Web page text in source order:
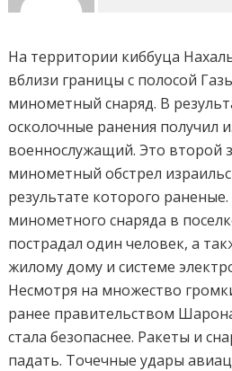
На территории киббуца
вблизи границы с полосой
минометный снаряд. В
осколочные ранения получил
военнослужащий. Это второй
минометный обстрел
результате которого
минометного снаряда в
пострадал один человек, а
жилому дому и системе
Несмотря на множество
ранее правительством
стала безопаснее. Ракеты и
падать. Точечные удары